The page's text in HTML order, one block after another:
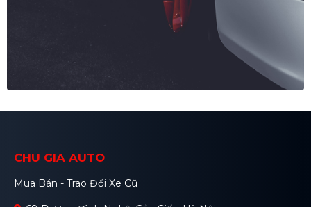
CHU GIA AUTO
Mua Bán - Trao Đổi Xe Cũ